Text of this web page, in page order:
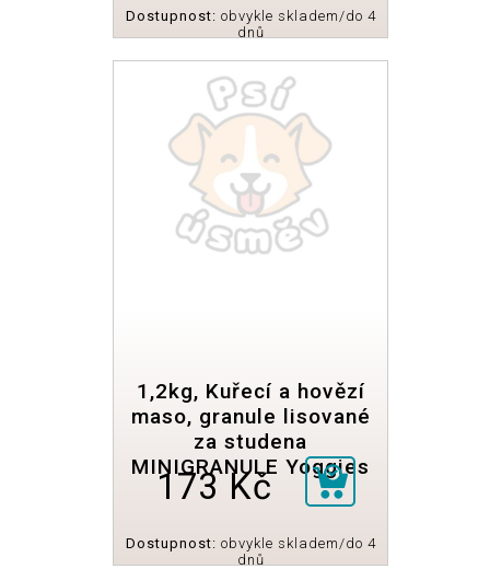
Dostupnost: obvykle skladem/do 4
dnů
1,2kg, Kuřecí a hovězí
maso, granule lisované
za studena
MINIGRANULE Yoggies
173 Kč
Dostupnost: obvykle skladem/do 4
dnů